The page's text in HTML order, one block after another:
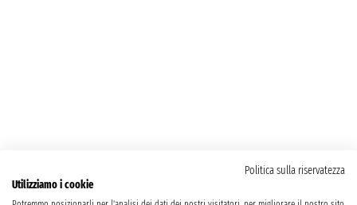
Politica sulla riservatezza
Utilizziamo i cookie